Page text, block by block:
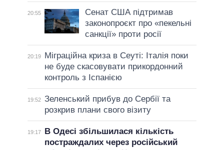
20:55
Сенат США підтримав
законопроєкт про «пекельні
санкції» проти росії
20:19
Міграційна криза в Сеуті: Італія поки
не буде скасовувати прикордонний
контроль з Іспанією
19:52 Зеленський прибув до Сербії та
розкрив плани свого візиту
19:17
В Одесі збільшилася кількість
постраждалих через російський